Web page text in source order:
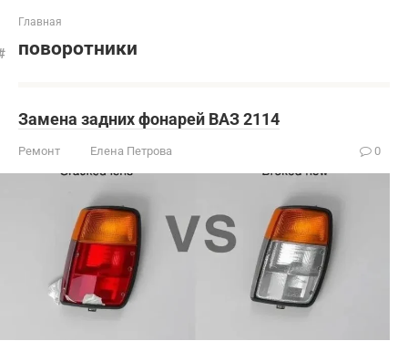
Главная
поворотники
Замена задних фонарей ВАЗ 2114
Ремонт Елена Петрова 0